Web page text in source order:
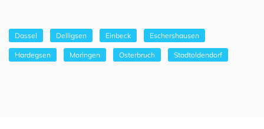
Dassel Delligsen Einbeck Eschershausen
Hardegsen Moringen Osterbruch Stadtoldendorf